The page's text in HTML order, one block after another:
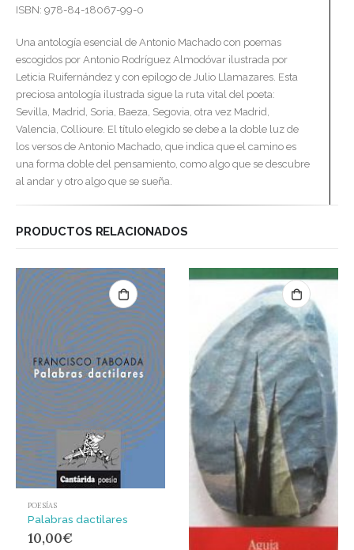
ISBN: 978-84-18067-99-0
Una antología esencial de Antonio Machado con poemas
escogidos por Antonio Rodríguez Almodóvar ilustrada por
Leticia Ruifernández y con epílogo de Julio Llamazares. Esta
preciosa antología ilustrada sigue la ruta vital del poeta:
Sevilla, Madrid, Soria, Baeza, Segovia, otra vez Madrid,
Valencia, Collioure. El título elegido se debe a la doble luz de
los versos de Antonio Machado, que indica que el camino es
una forma doble del pensamiento, como algo que se descubre
al andar y otro algo que se sueña.
PRODUCTOS RELACIONADOS
POESÍAS
Palabras dactilares
10,00€